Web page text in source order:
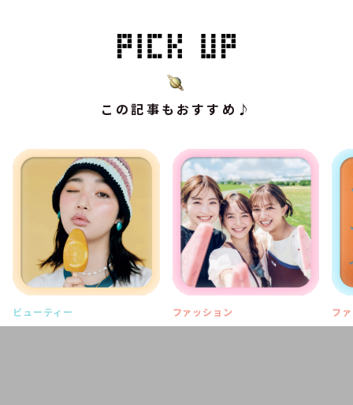
この記事もおすすめ♪
ビューティー ファッション フ